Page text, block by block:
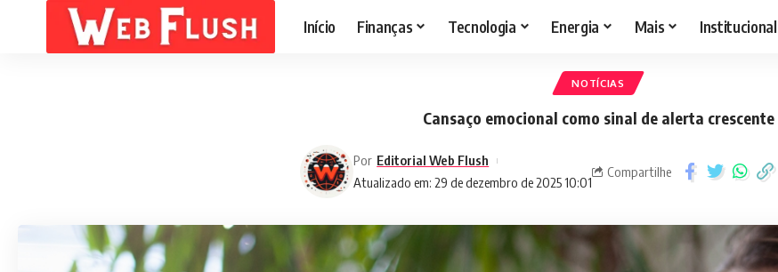
Início Finanças Tecnologia Energia Mais Institucional
NOTÍCIAS
Cansaço emocional como sinal de alerta crescente
Atualizado em: 29 de dezembro de 2025 10:01
Por Editorial Web Flush
Compartilhe